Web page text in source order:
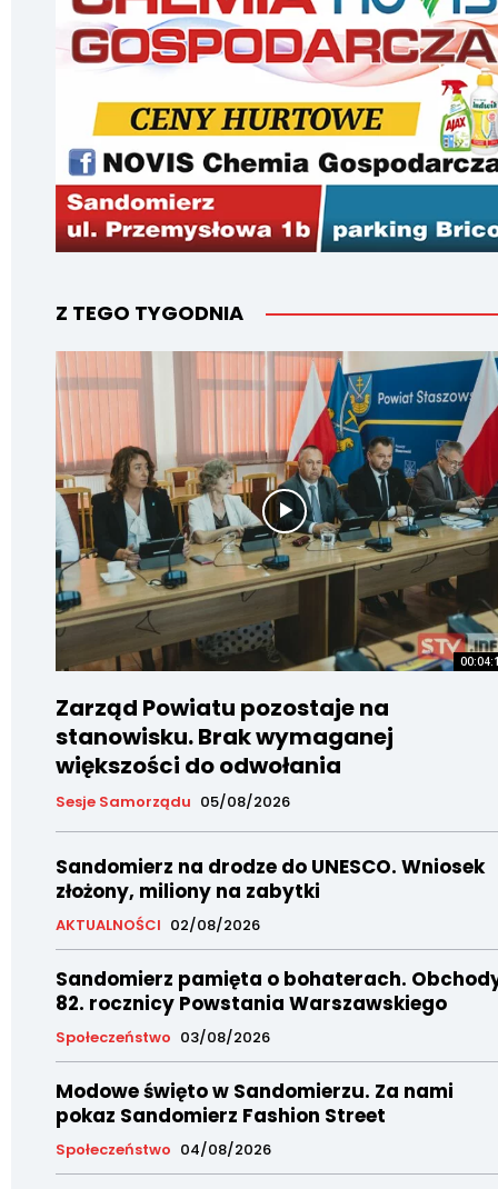
Z TEGO TYGODNIA
Zarząd Powiatu pozostaje na
stanowisku. Brak wymaganej
większości do odwołania
Sesje Samorządu 05/08/2026
Sandomierz na drodze do UNESCO. Wniosek
złożony, miliony na zabytki
AKTUALNOŚCI 02/08/2026
Sandomierz pamięta o bohaterach.
82. rocznicy Powstania Warszawskiego
Społeczeństwo 03/08/2026
Modowe święto w Sandomierzu. Za nami
pokaz Sandomierz Fashion Street
Społeczeństwo 04/08/2026